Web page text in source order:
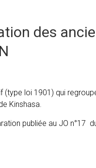
des
(type loi 1901) qui
Kinshasa.
publiée au JO n°17